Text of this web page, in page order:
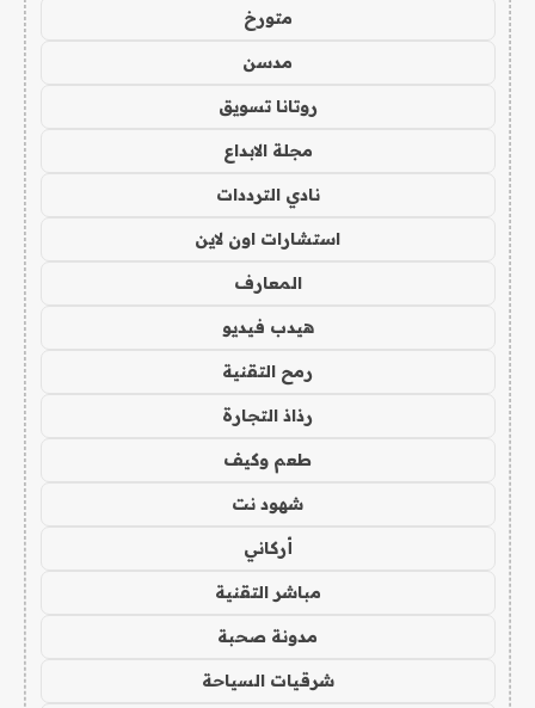
متورخ
مدسن
روتانا تسويق
مجلة الابداع
نادي الترددات
استشارات اون لاين
المعارف
هيدب فيديو
رمح التقنية
رذاذ التجارة
طعم وكيف
شهود نت
أركاني
مباشر التقنية
مدونة صحبة
شرقيات السياحة